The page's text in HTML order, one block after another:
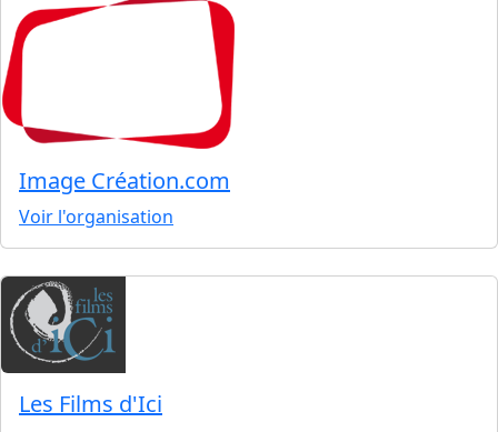
Image Création.com
Voir l'organisation
Les Films d'Ici